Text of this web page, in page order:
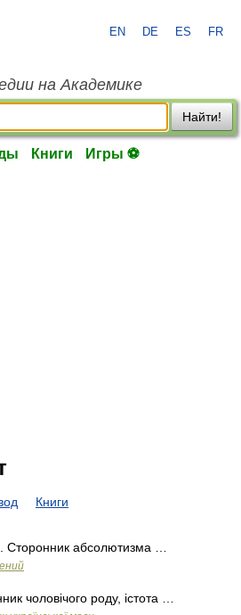
EN DE ES FR
на Академике
Найти!
Книги Игры ⚽
Книги
абсолютизма …
чоловічого роду, істота …